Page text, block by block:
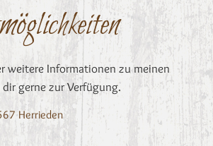
weitere Informationen zu meinen
gerne zur Verfügung.
Herrieden